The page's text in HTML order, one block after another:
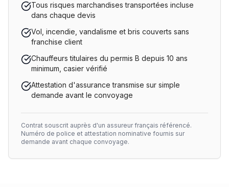
Tous risques marchandises transportées incluse
dans chaque devis
Vol, incendie, vandalisme et bris couverts sans
franchise client
Chauffeurs titulaires du permis B depuis 10 ans
minimum, casier vérifié
Attestation d'assurance transmise sur simple
demande avant le convoyage
Contrat souscrit auprès d'un assureur français référencé.
Numéro de police et attestation nominative fournis sur
demande avant chaque convoyage.